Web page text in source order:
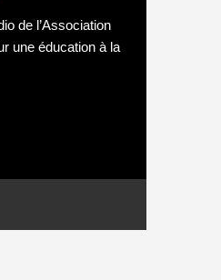
de l’Association
une éducation à la